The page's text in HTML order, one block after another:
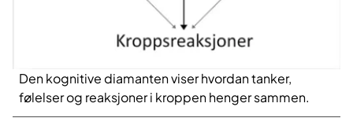
e
o
Den kognitive diamanten viser hvordan tanker,
følelser og reaksjoner i kroppen henger sammen.